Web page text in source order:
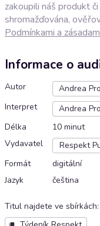
zakoupili náš produkt
shromažďována,
Podmínkami a
Informace o
Autor Andrea
Interpret
Andrea
Délka
10 minut
Vydavatel
Respekt
Formát
digitální
Jazyk
čeština
Titul najdete ve sbírkách: